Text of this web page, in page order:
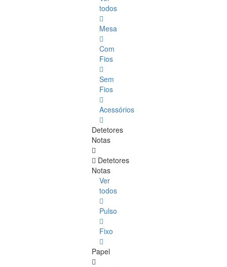
todos
Mesa
Com
Fios
Sem
Fios
Acessórios
Detetores
Notas
Detetores
Notas
Ver
todos
Pulso
Fixo
Papel